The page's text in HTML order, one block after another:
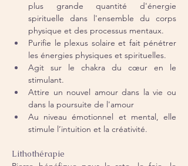
plus grande quantité d'énergie
spirituelle dans l'ensemble du corps
physique et des processus mentaux.
Purifie le plexus solaire et fait pénétrer
les énergies physiques et spirituelles.
Agit sur le chakra du cœur en le
stimulant.
Attire un nouvel amour dans la vie ou
dans la poursuite de l'amour
Au niveau émotionnel et mental, elle
stimule l’intuition et la créativité.
Lithothérapie